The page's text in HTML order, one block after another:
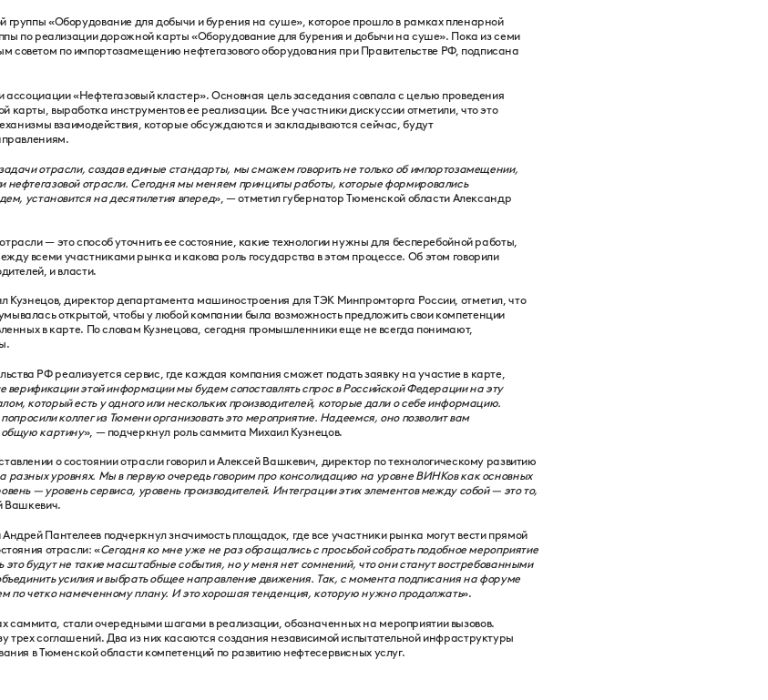
группы «Оборудование для добычи и бурения на суше», которое прошло в рамках пленарной
по реализации дорожной карты «Оборудование для бурения и добычи на суше». Пока из семи
советом по импортозамещению нефтегазового оборудования при Правительстве РФ, подписана
ассоциации «Нефтегазовый кластер». Основная цель заседания совпала с целью проведения
выработка инструментов ее реализации. Все участники дискуссии отметили, что это
взаимодействия, которые обсуждаются и закладываются сейчас, будут
отрасли, создав единые стандарты, мы сможем говорить не только об импортозамещении,
отрасли. Сегодня мы меняем принципы работы, которые формировались
установится на десятилетия вперед», — отметил губернатор Тюменской области Александр
— это способ уточнить ее состояние, какие технологии нужны для бесперебойной работы,
всеми участниками рынка и какова роль государства в этом процессе. Об этом говорили
и власти.
Кузнецов, директор департамента машиностроения для ТЭК Минпромторга России, отметил, что
открытой, чтобы у любой компании была возможность предложить свои компетенции
в карте. По словам Кузнецова, сегодня промышленники еще не всегда понимают,
РФ реализуется сервис, где каждая компания сможет подать заявку на участие в карте,
верификации этой информации мы будем сопоставлять спрос в Российской Федерации на эту
который есть у одного или нескольких производителей, которые дали о себе информацию.
коллег из Тюмени организовать это мероприятие. Надеемся, оно позволит вам
общую картину», — подчеркнул роль саммита Михаил Кузнецов.
о состоянии отрасли говорил и Алексей Вашкевич, директор по технологическому развитию
разных уровнях. Мы в первую очередь говорим про консолидацию на уровне ВИНКов как основных
— уровень сервиса, уровень производителей. Интеграции этих элементов между собой — это то,
Вашкевич.
Пантелеев подчеркнул значимость площадок, где все участники рынка могут вести прямой
отрасли: «Сегодня ко мне уже не раз обращались с просьбой собрать подобное мероприятие
будут не такие масштабные события, но у меня нет сомнений, что они станут востребованными
усилия и выбрать общее направление движения. Так, с момента подписания на форуме
по четко намеченному плану. И это хорошая тенденция, которую нужно продолжать».
стали очередными шагами в реализации, обозначенных на мероприятии вызовов.
трех соглашений. Два из них касаются создания независимой испытательной инфраструктуры
в Тюменской области компетенций по развитию нефтесервисных услуг.